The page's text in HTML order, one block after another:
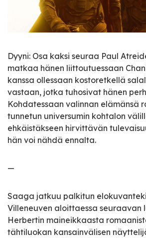
Dyyni: Osa kaksi seuraa Paul
matkaa hänen liittoutuessaan
kanssa ollessaan kostoretkellä
vastaan, jotka tuhosivat hänen
Kohdatessaan valinnan elämänsä
tunnetun universumin kohtalon
ehkäistäkseen hirvittävän
hän voi nähdä ennalta.
—
Saaga jatkuu palkitun
Villeneuven aloittaessa seuraavan
Herbertin maineikkaasta
tähtiluokan kansainvälisen